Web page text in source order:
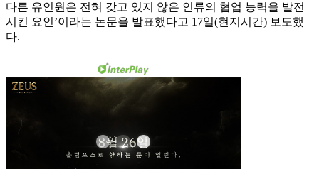
다른 유인원은 전혀 갖고 있지 않은 인류의 협업 능력을 발전
시킨 요인’이라는 논문을 발표했다고 17일(현지시간) 보도했
다.